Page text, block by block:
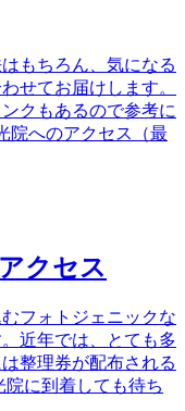
もちろん、気になる
せてお届けします。
クもあるので参考に
院へのアクセス（最
クセス
フォトジェニックな
近年では、とても多
整理券が配布される
に到着しても待ち